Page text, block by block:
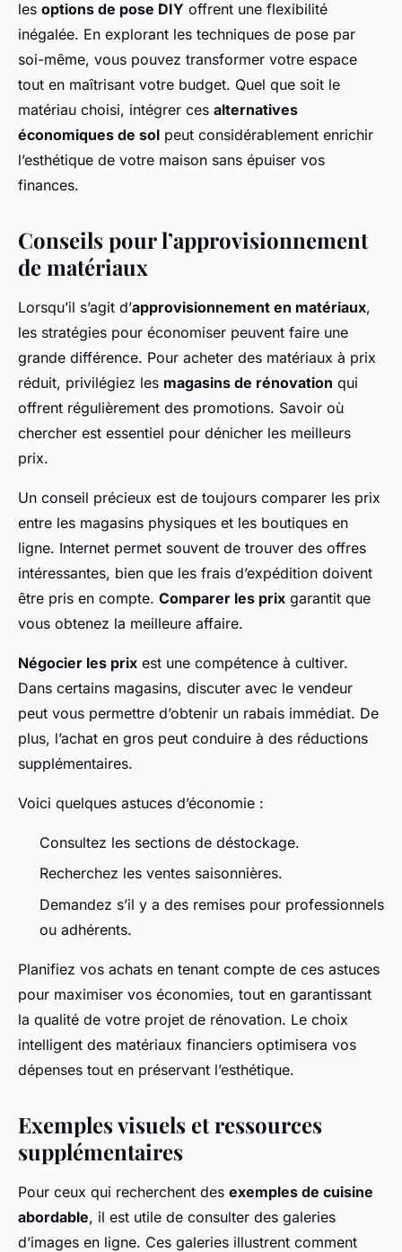
les options de pose DIY offrent une flexibilité
inégalée. En explorant les techniques de pose par
soi-même, vous pouvez transformer votre espace
tout en maîtrisant votre budget. Quel que soit le
matériau choisi, intégrer ces alternatives
économiques de sol peut considérablement enrichir
l’esthétique de votre maison sans épuiser vos
finances.
Conseils pour l’approvisionnement
de matériaux
Lorsqu’il s’agit d’approvisionnement en matériaux,
les stratégies pour économiser peuvent faire une
grande différence. Pour acheter des matériaux à prix
réduit, privilégiez les magasins de rénovation qui
offrent régulièrement des promotions. Savoir où
chercher est essentiel pour dénicher les meilleurs
prix.
Un conseil précieux est de toujours comparer les prix
entre les magasins physiques et les boutiques en
ligne. Internet permet souvent de trouver des offres
intéressantes, bien que les frais d’expédition doivent
être pris en compte. Comparer les prix garantit que
vous obtenez la meilleure affaire.
Négocier les prix est une compétence à cultiver.
Dans certains magasins, discuter avec le vendeur
peut vous permettre d’obtenir un rabais immédiat. De
plus, l’achat en gros peut conduire à des réductions
supplémentaires.
Voici quelques astuces d’économie :
Consultez les sections de déstockage.
Recherchez les ventes saisonnières.
Demandez s’il y a des remises pour professionnels
ou adhérents.
Planifiez vos achats en tenant compte de ces astuces
pour maximiser vos économies, tout en garantissant
la qualité de votre projet de rénovation. Le choix
intelligent des matériaux financiers optimisera vos
dépenses tout en préservant l’esthétique.
Exemples visuels et ressources
supplémentaires
Pour ceux qui recherchent des exemples de cuisine
abordable, il est utile de consulter des galeries
d’images en ligne. Ces galeries illustrent comment